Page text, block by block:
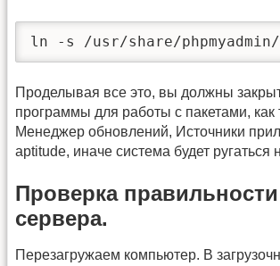
ln -s /usr/share/
Проделывая все это, вы должны
программы для работы с пакетами, как
Менеджер обновлений, Источники
aptitude, иначе система будет ругаться
Проверка
сервера.
Перезагружаем компьютер. В